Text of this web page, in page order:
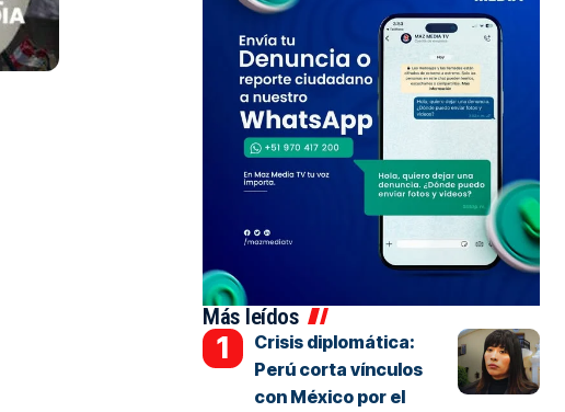
Más leídos
Crisis diplomática:
Perú corta vínculos
con México por el